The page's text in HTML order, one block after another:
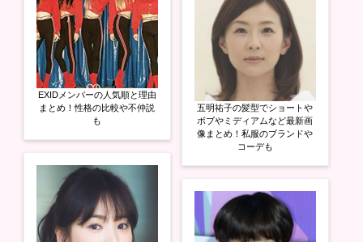
EXIDメンバーの人気順と理由
まとめ！性格の比較や不仲説
も
五明祐子の髪型でショートや
ボブやミディアムなど最新画
像まとめ！私服のブランドや
コーデも